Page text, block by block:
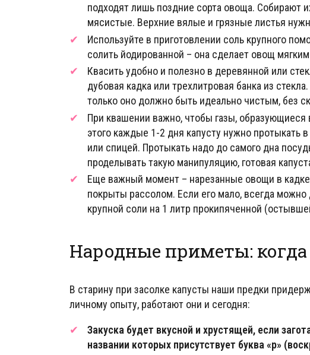
подходят лишь поздние сорта овоща. Собирают
мясистые. Верхние вялые и грязные листья
Используйте в приготовлении соль крупного
солить йодированной – она сделает овощ
Квасить удобно и полезно в деревянной или
дубовая кадка или трехлитровая банка из
только оно должно быть идеально чистым, без
При квашении важно, чтобы газы, образующиеся
этого каждые 1-2 дня капусту нужно протыкать
или спицей. Протыкать надо до самого дна
проделывать такую манипуляцию, готовая
Еще важный момент – нарезанные овощи в
покрыты рассолом. Если его мало, всегда
крупной соли на 1 литр прокипяченной
Народные приметы: когда
В старину при засолке капусты наши предки
личному опыту, работают они и сегодня:
Закуска будет вкусной и хрустящей, если
названии которых присутствует буква «р»